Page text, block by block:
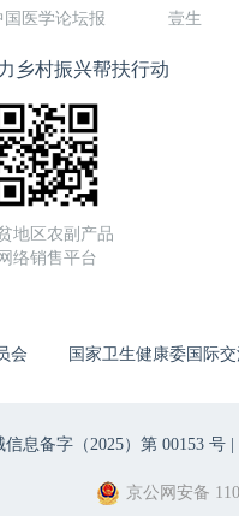
国医学论坛报 壹生
乡村振兴帮扶行动
地区农副产品
网络销售平台
会 国家卫生健康委国际
息备字（2025）第 00153 号 |
京公网安备